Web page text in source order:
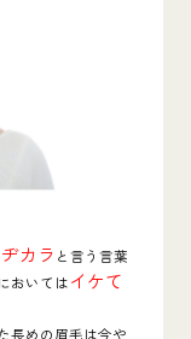
カラ と言う言葉
おいてはイケて
長めの眉毛は今や